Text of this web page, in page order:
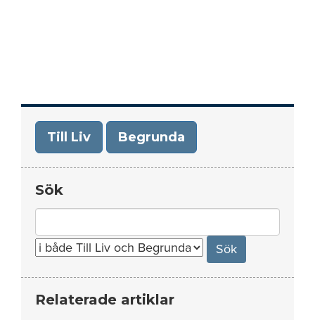
Till Liv Begrunda
Sök
for:
Relaterade artiklar